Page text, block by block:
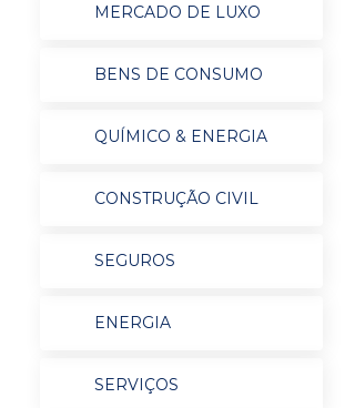
MERCADO DE LUXO
BENS DE CONSUMO
QUÍMICO & ENERGIA
CONSTRUÇÃO CIVIL
SEGUROS
ENERGIA
SERVIÇOS